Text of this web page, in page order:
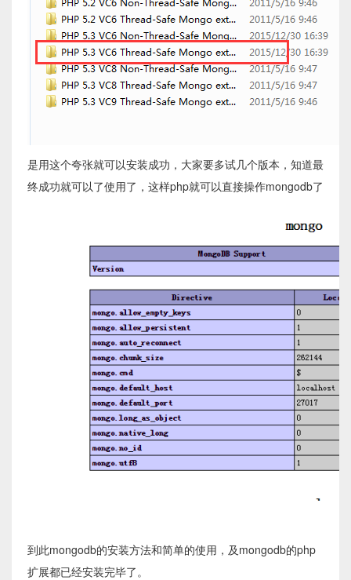
是用这个夸张就可以安装成功，大家要多试几个版本，知道最
终成功就可以了使用了，这样php就可以直接操作mongodb了
到此mongodb的安装方法和简单的使用，及mongodb的php
扩展都已经安装完毕了。